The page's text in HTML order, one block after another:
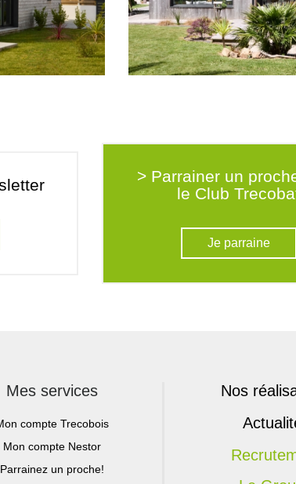
> Parrainer un
le Club
Je parraine
Mes services
compte Trecobois
Mon compte Nestor
Parrainez un proche!
Nos